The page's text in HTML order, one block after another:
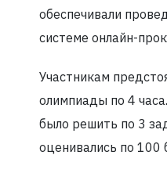
обеспечивали
системе онлайн-
Участникам
олимпиады по 4
было решить по 3
оценивались по 100